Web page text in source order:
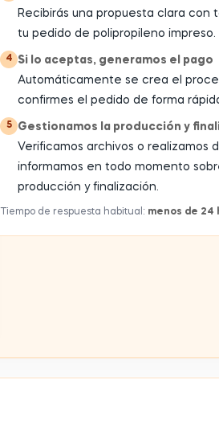
Recibirás una propuesta clara con
tu pedido de polipropileno impreso.
4
Si lo aceptas, generamos el pago
Automáticamente se crea el
confirmes el pedido de forma
5
Gestionamos la producción y
Verificamos archivos o realizamos
informamos en todo momento
producción y finalización.
Tiempo de respuesta habitual: menos de 24